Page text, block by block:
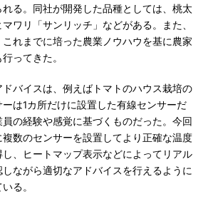
る。同社が開発した品種としては、桃太
ワリ「サンリッチ」などがある。また、
れまでに培った農業ノウハウを基に農家
ってきた。
バイスは、例えばトマトのハウス栽培の
は1カ所だけに設置した有線センサーだ
の経験や感覚に基づくものだった。今回
数のセンサーを設置してより正確な温度
、ヒートマップ表示などによってリアル
ながら適切なアドバイスを行えるように
る。